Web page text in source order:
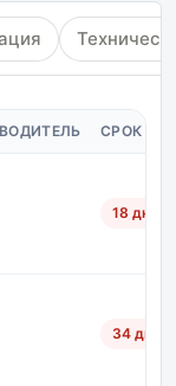
СРОК
18 дн.
34 дн.